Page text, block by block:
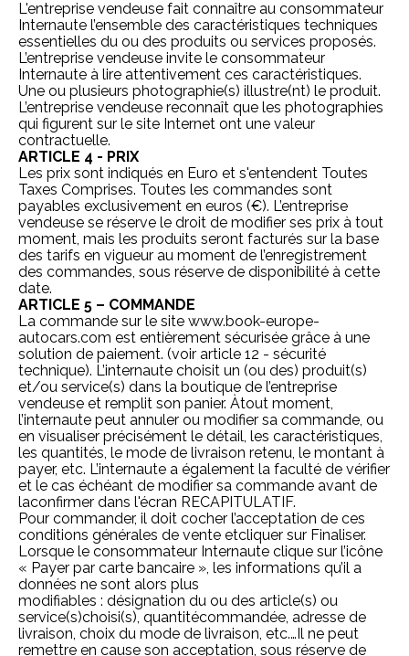
L'entreprise vendeuse fait connaître au consommateur
Internaute l’ensemble des caractéristiques techniques
essentielles du ou des produits ou services proposés.
L’entreprise vendeuse invite le consommateur
Internaute à lire attentivement ces caractéristiques.
Une ou plusieurs photographie(s) illustre(nt) le produit.
L’entreprise vendeuse reconnaît que les photographies
qui figurent sur le site Internet ont une valeur
contractuelle.
ARTICLE 4 - PRIX
Les prix sont indiqués en Euro et s'entendent Toutes
Taxes Comprises. Toutes les commandes sont
payables exclusivement en euros (€). L’entreprise
vendeuse se réserve le droit de modifier ses prix à tout
moment, mais les produits seront facturés sur la base
des tarifs en vigueur au moment de l’enregistrement
des commandes, sous réserve de disponibilité à cette
date.
ARTICLE 5 – COMMANDE
La commande sur le site www.book-europe-
autocars.com est entièrement sécurisée grâce à une
solution de paiement. (voir article 12 - sécurité
technique). L’internaute choisit un (ou des) produit(s)
et/ou service(s) dans la boutique de l’entreprise
vendeuse et remplit son panier. Àtout moment,
l’internaute peut annuler ou modifier sa commande, ou
en visualiser précisément le détail, les caractéristiques,
les quantités, le mode de livraison retenu, le montant à
payer, etc. L’internaute a également la faculté de vérifier
et le cas échéant de modifier sa commande avant de
laconfirmer dans l'écran RECAPITULATIF.
Pour commander, il doit cocher l’acceptation de ces
conditions générales de vente etcliquer sur Finaliser.
Lorsque le consommateur Internaute clique sur l’icône
« Payer par carte bancaire », les informations qu’il a
données ne sont alors plus
modifiables : désignation du ou des article(s) ou
service(s)choisi(s), quantitécommandée, adresse de
livraison, choix du mode de livraison, etc.…Il ne peut
remettre en cause son acceptation, sous réserve de